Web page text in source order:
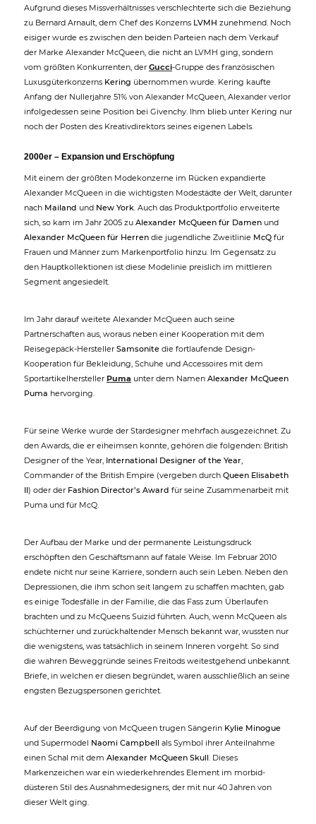
Aufgrund dieses Missverhältnisses verschlechterte sich die Beziehung
zu Bernard Arnault, dem Chef des Konzerns LVMH zunehmend. Noch
eisiger wurde es zwischen den beiden Parteien nach dem Verkauf
der Marke Alexander McQueen, die nicht an LVMH ging, sondern
vom größten Konkurrenten, der Gucci-Gruppe des französischen
Luxusgüterkonzerns Kering übernommen wurde. Kering kaufte
Anfang der Nullerjahre 51% von Alexander McQueen, Alexander verlor
infolgedessen seine Position bei Givenchy. Ihm blieb unter Kering nur
noch der Posten des Kreativdirektors seines eigenen Labels.
2000er – Expansion und Erschöpfung
Mit einem der größten Modekonzerne im Rücken expandierte
Alexander McQueen in die wichtigsten Modestädte der Welt, darunter
nach Mailand und New York. Auch das Produktportfolio erweiterte
sich, so kam im Jahr 2005 zu Alexander McQueen für Damen und
Alexander McQueen für Herren die jugendliche Zweitlinie McQ für
Frauen und Männer zum Markenportfolio hinzu. Im Gegensatz zu
den Hauptkollektionen ist diese Modelinie preislich im mittleren
Segment angesiedelt.
Im Jahr darauf weitete Alexander McQueen auch seine
Partnerschaften aus, woraus neben einer Kooperation mit dem
Reisegepäck-Hersteller Samsonite die fortlaufende Design-
Kooperation für Bekleidung, Schuhe und Accessoires mit dem
Sportartikelhersteller Puma unter dem Namen Alexander McQueen
Puma hervorging.
Für seine Werke wurde der Stardesigner mehrfach ausgezeichnet. Zu
den Awards, die er eiheimsen konnte, gehören die folgenden: British
Designer of the Year, International Designer of the Year,
Commander of the British Empire (vergeben durch Queen Elisabeth
II) oder der Fashion Director’s Award für seine Zusammenarbeit mit
Puma und für McQ.
Der Aufbau der Marke und der permanente Leistungsdruck
erschöpften den Geschäftsmann auf fatale Weise. Im Februar 2010
endete nicht nur seine Karriere, sondern auch sein Leben. Neben den
Depressionen, die ihm schon seit langem zu schaffen machten, gab
es einige Todesfälle in der Familie, die das Fass zum Überlaufen
brachten und zu McQueens Suizid führten. Auch, wenn McQueen als
schüchterner und zurückhaltender Mensch bekannt war, wussten nur
die wenigstens, was tatsächlich in seinem Inneren vorgeht. So sind
die wahren Beweggründe seines Freitods weitestgehend unbekannt.
Briefe, in welchen er diesen begründet, waren ausschließlich an seine
engsten Bezugspersonen gerichtet.
Auf der Beerdigung von McQueen trugen Sängerin Kylie Minogue
und Supermodel Naomi Campbell als Symbol ihrer Anteilnahme
einen Schal mit dem Alexander McQueen Skull. Dieses
Markenzeichen war ein wiederkehrendes Element im morbid-
düsteren Stil des Ausnahmedesigners, der mit nur 40 Jahren von
dieser Welt ging.